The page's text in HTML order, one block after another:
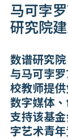
马可孛
研究院
数谱研究
与马可孛
校教师提
数字媒体
支持该基
字艺术青年